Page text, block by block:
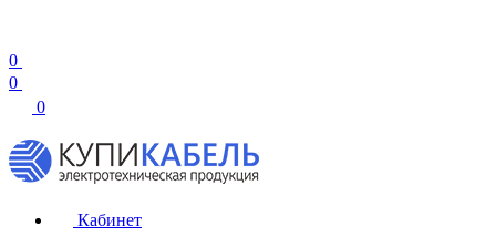
0
0
0
Кабинет